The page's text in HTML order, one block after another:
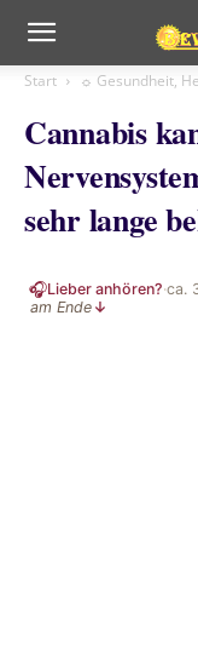
Start ☼ Gesundheit,
Cannabis
sehr lange
🎧Lieber anhören?·ca.
am Ende ↓